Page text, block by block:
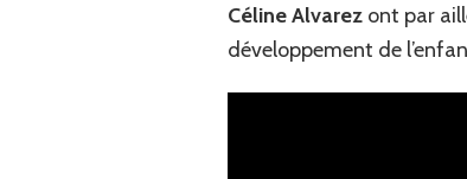
Céline Alvarez ont par
développement de